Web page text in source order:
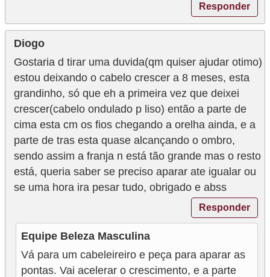
Responder
Diogo
Gostaria d tirar uma duvida(qm quiser ajudar otimo)
estou deixando o cabelo crescer a 8 meses, esta
grandinho, só que eh a primeira vez que deixei
crescer(cabelo ondulado p liso) então a parte de
cima esta cm os fios chegando a orelha ainda, e a
parte de tras esta quase alcançando o ombro,
sendo assim a franja n está tão grande mas o resto
está, queria saber se preciso aparar ate igualar ou
se uma hora ira pesar tudo, obrigado e abss
Responder
Equipe Beleza Masculina
Vá para um cabeleireiro e peça para aparar as
pontas. Vai acelerar o crescimento, e a parte